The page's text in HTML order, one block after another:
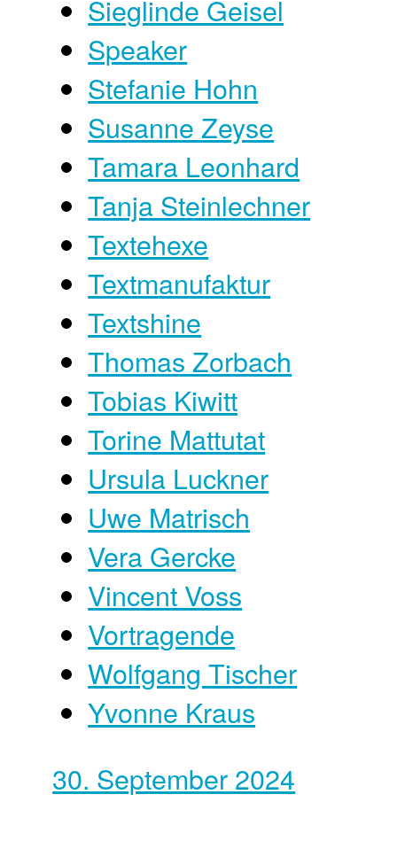
Sieglinde Geisel
Speaker
Stefanie Hohn
Susanne Zeyse
Tamara Leonhard
Tanja Steinlechner
Textehexe
Textmanufaktur
Textshine
Thomas Zorbach
Tobias Kiwitt
Torine Mattutat
Ursula Luckner
Uwe Matrisch
Vera Gercke
Vincent Voss
Vortragende
Wolfgang Tischer
Yvonne Kraus
30. September 2024